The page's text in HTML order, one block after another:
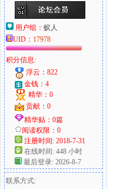
用户组： 蚁人
UID： 17978
积分信息:
浮云：822
金钱：4
精华：0
贡献：0
精华贴：0篇
阅读权限：0
注册时间: 2018-7-31
在线时间: 448 小时
最后登录: 2026-8-7
联系方式: